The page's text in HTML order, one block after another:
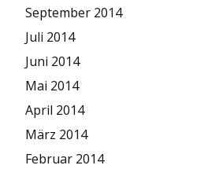
September 2014
Juli 2014
Juni 2014
Mai 2014
April 2014
März 2014
Februar 2014